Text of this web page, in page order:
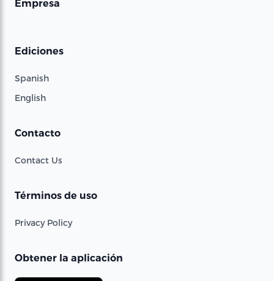
Empresa
Ediciones
Spanish
English
Contacto
Contact Us
Términos de uso
Privacy Policy
Obtener la aplicación